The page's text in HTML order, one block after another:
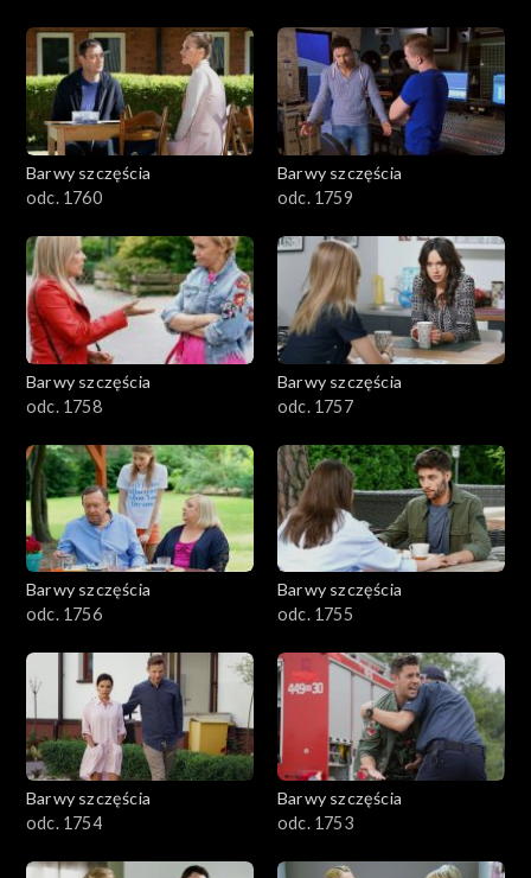
Barwy szczęścia
odc. 1760
Barwy szczęścia
odc. 1759
Barwy szczęścia
odc. 1758
Barwy szczęścia
odc. 1757
Barwy szczęścia
odc. 1756
Barwy szczęścia
odc. 1755
Barwy szczęścia
odc. 1754
Barwy szczęścia
odc. 1753